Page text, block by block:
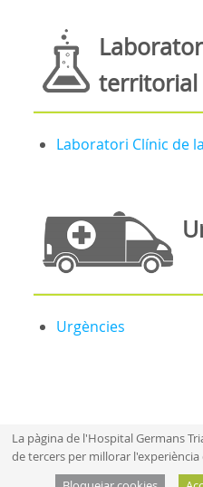
territorial
Laboratori Clínic de
Urgències
La pàgina de l'Hospital Germans
de tercers per millorar l'experiència